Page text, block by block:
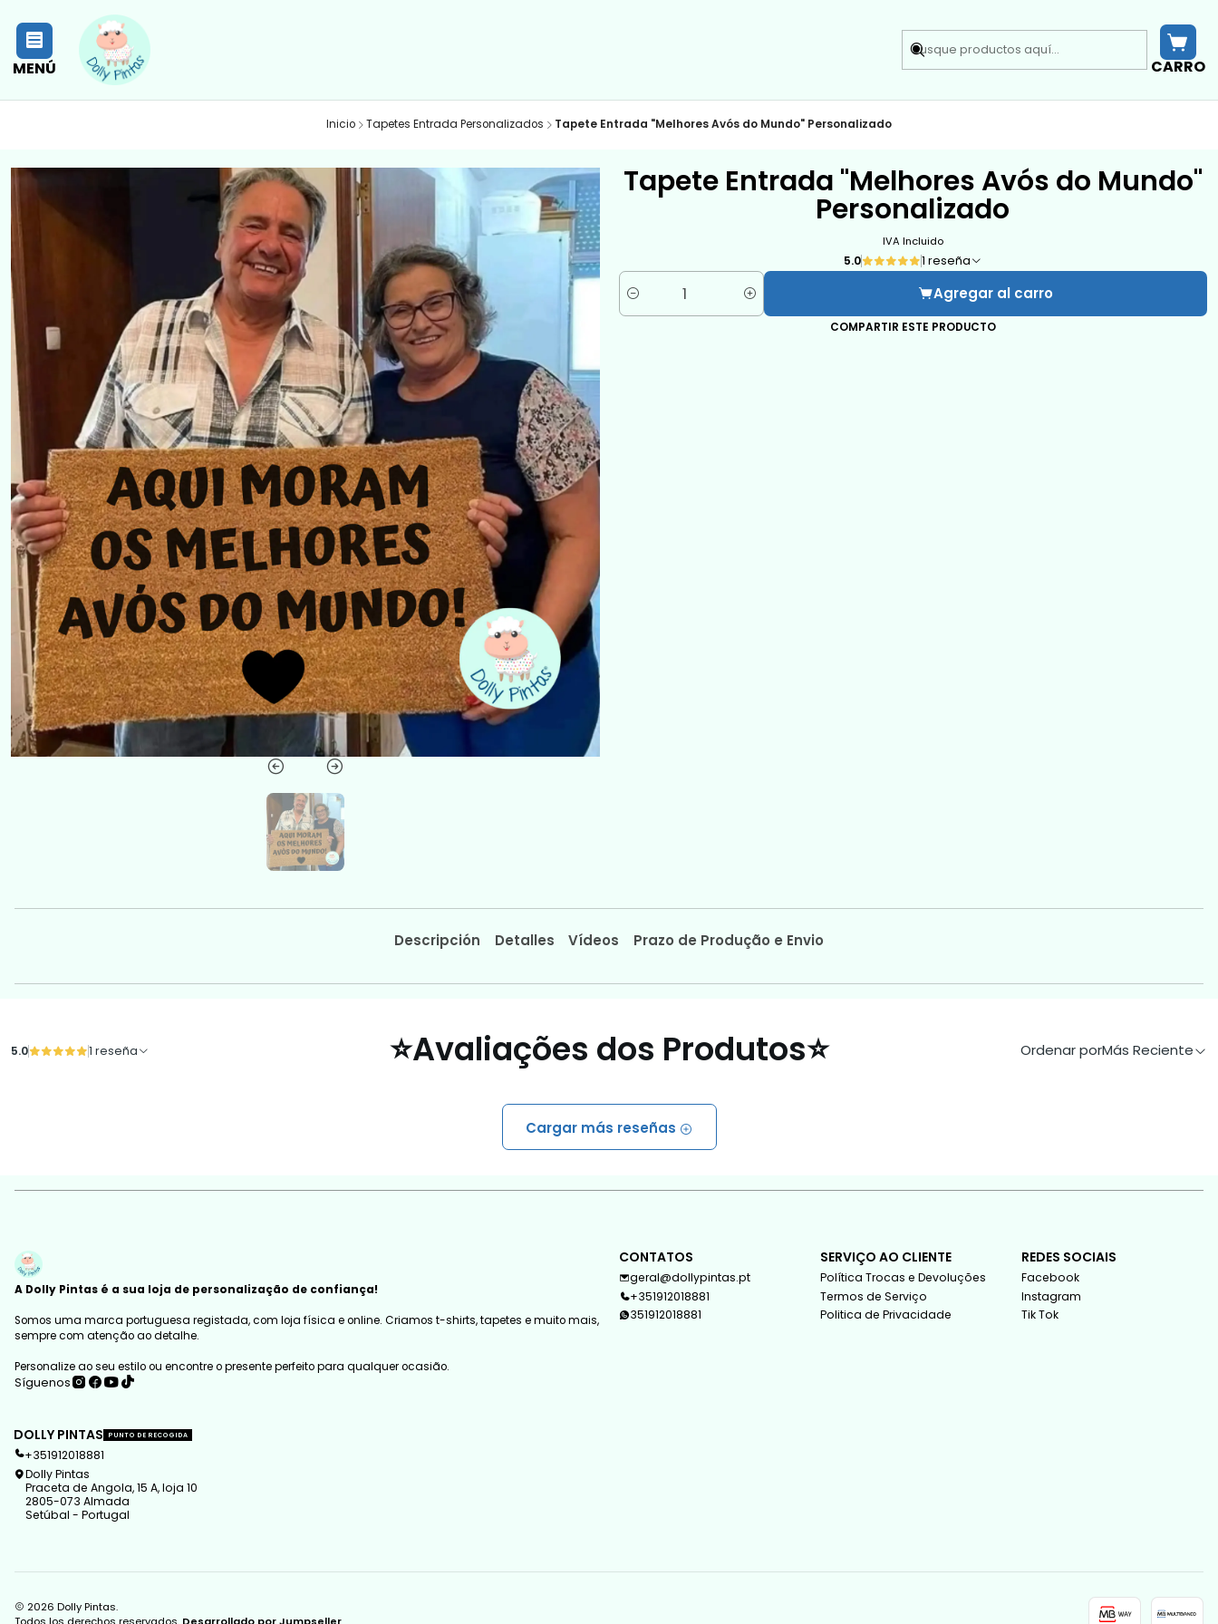
MENÚ CARRO
Inicio Tapetes Entrada Personalizados Tapete Entrada "Melhores Avós do Mundo" Personalizado
Tapete Entrada "Melhores Avós do Mundo"
Personalizado
IVA Incluido
5.0 1 reseña
Cantidad Agregar al carro
COMPARTIR ESTE PRODUCTO
Descripción Detalles Vídeos Prazo de Produção e Envio
⭐Avaliações dos Produtos⭐
5.0 1 reseña Ordenar porMás Reciente
Cargar más reseñas
A Dolly Pintas é a sua loja de personalização de confiança!
Somos uma marca portuguesa registada, com loja física e online. Criamos t-shirts, tapetes e muito mais,
sempre com atenção ao detalhe.
Personalize ao seu estilo ou encontre o presente perfeito para qualquer ocasião.
Síguenos
CONTATOS
geral@dollypintas.pt
+351912018881
351912018881
SERVIÇO AO CLIENTE
Política Trocas e Devoluções
Termos de Serviço
Politica de Privacidade
REDES SOCIAIS
Facebook
Instagram
Tik Tok
DOLLY PINTAS PUNTO DE RECOGIDA
+351912018881
Dolly Pintas
Praceta de Angola, 15 A, loja 10
2805-073 Almada
Setúbal - Portugal
2026 Dolly Pintas.
Todos los derechos reservados. Desarrollado por Jumpseller